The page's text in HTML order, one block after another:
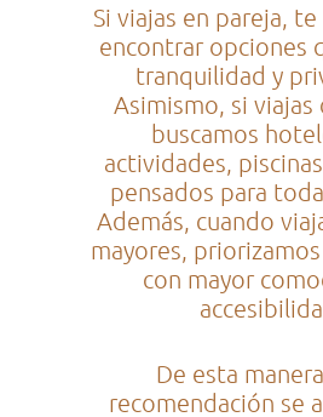
Si viajas en pareja,
encontrar opciones
tranquilidad y
Asimismo, si viajas
buscamos
actividades,
pensados para
Además, cuando
mayores,
con mayor
De esta
recomendación se